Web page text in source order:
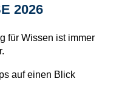
2026
für Wissen ist immer
auf einen Blick